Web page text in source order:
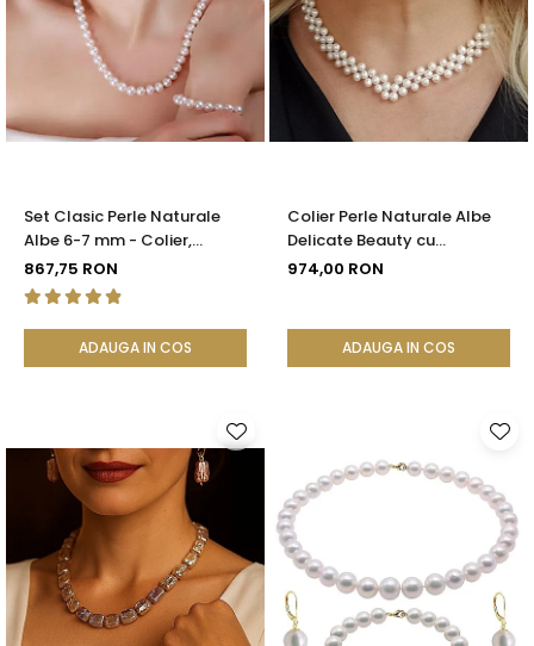
Set Clasic Perle Naturale
Albe 6-7 mm - Colier,
Brățară și Cercei, Argint 925
| KASKADDA®
867,75 RON
ADAUGA IN COS
Colier Perle Naturale Albe
Delicate Beauty cu
Închizătoare Argint |
974,00 RON
ADAUGA IN COS